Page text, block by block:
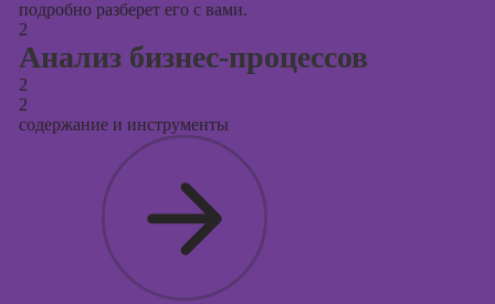
подробно разберет его с вами.
2
Анализ бизнес-процессов
2
2
содержание и инструменты